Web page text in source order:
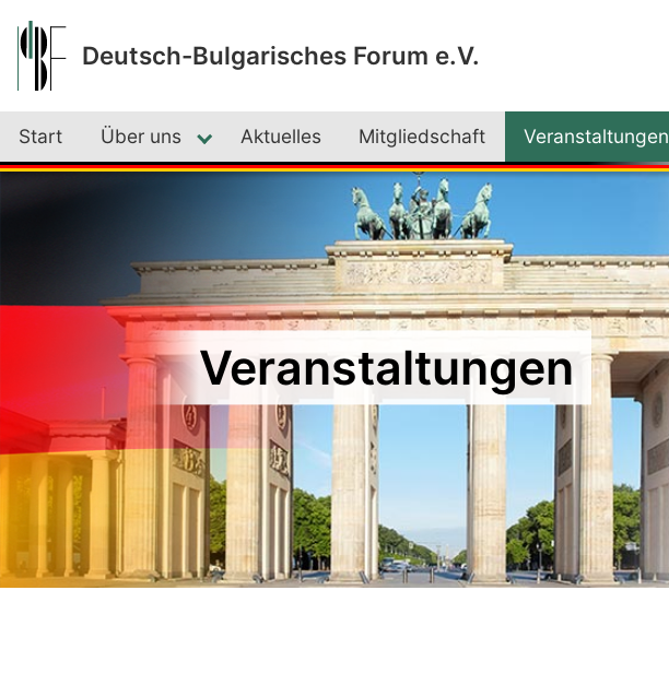
Deutsch-Bulgarisches Forum e.V.
Start Über uns Aktuelles Mitgliedschaft Veranstaltungen
Veranstaltungen